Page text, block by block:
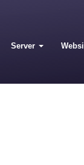
Server